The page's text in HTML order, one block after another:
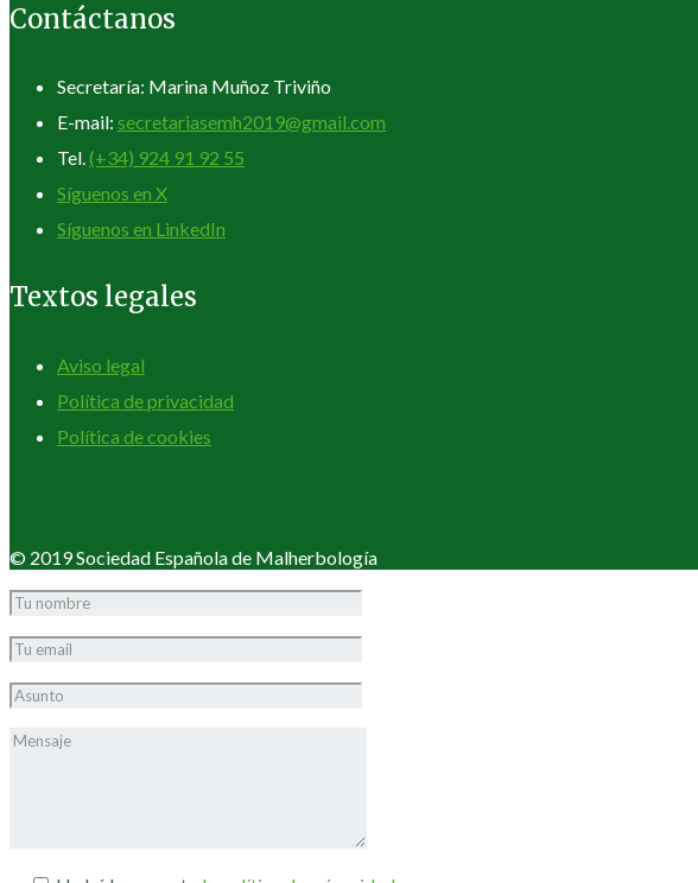
Contáctanos
Secretaría: Marina Muñoz Triviño
E-mail: secretariasemh2019@gmail.com
Tel. (+34) 924 91 92 55
Síguenos en X
Síguenos en LinkedIn
Textos legales
Aviso legal
Política de privacidad
Política de cookies
© 2019 Sociedad Española de Malherbología